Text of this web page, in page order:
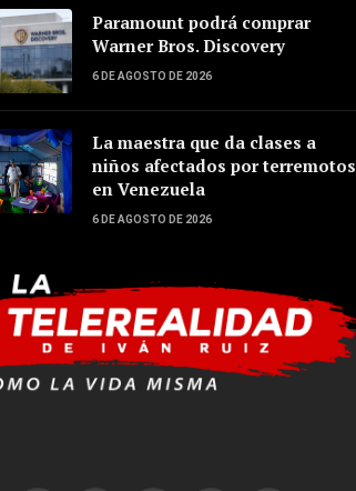
Paramount podrá comprar
Warner Bros. Discovery
6 DE AGOSTO DE 2026
La maestra que da clases a
niños afectados por terremotos
en Venezuela
6 DE AGOSTO DE 2026